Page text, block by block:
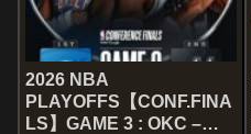
2026 NBA
PLAYOFFS【CONF.FINA
LS】GAME 3 : OKC –